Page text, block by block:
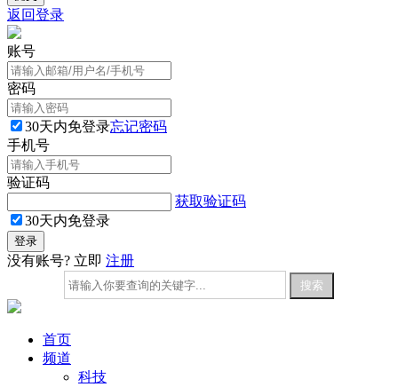
返回登录
账号
密码
30天内免登录忘记密码
手机号
验证码
获取验证码
30天内免登录
没有账号? 立即 注册
首页
频道
科技